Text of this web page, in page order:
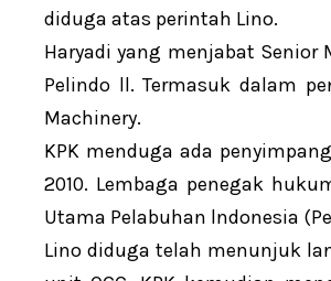
diduga atas perintah Lino.
Haryadi yang menjabat
Pelindo ll. Termasuk dalam
Machinery.
KPK menduga ada
2010. Lembaga penegak
Utama Pelabuhan lndonesia
Lino diduga telah menunjuk